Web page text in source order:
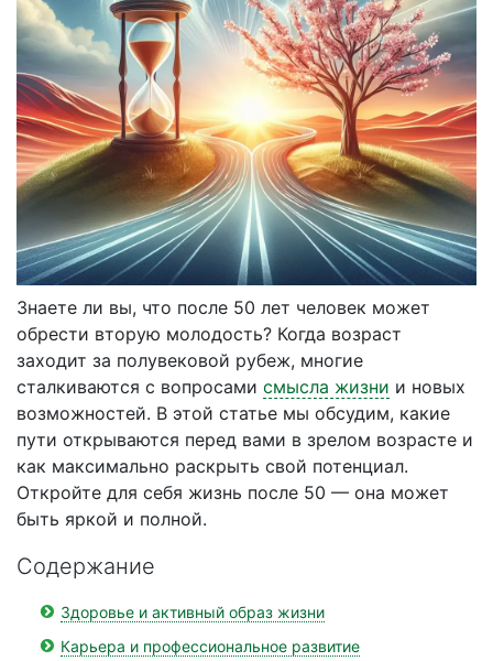
Знаете ли вы, что после 50 лет человек может
обрести вторую молодость? Когда возраст
заходит за полувековой рубеж, многие
сталкиваются с вопросами смысла жизни и новых
возможностей. В этой статье мы обсудим, какие
пути открываются перед вами в зрелом возрасте и
как максимально раскрыть свой потенциал.
Откройте для себя жизнь после 50 — она может
быть яркой и полной.
Содержание
Здоровье и активный образ жизни
Карьера и профессиональное развитие